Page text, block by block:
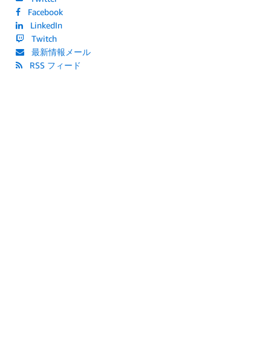
Facebook
LinkedIn
Twitch
最新情報メール
RSS フィード